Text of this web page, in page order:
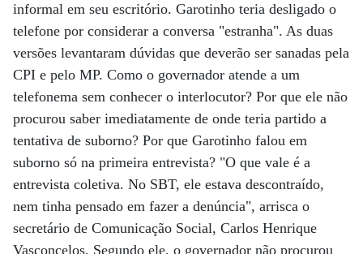
informal em seu escritório. Garotinho teria desligado o
telefone por considerar a conversa "estranha". As duas
versões levantaram dúvidas que deverão ser sanadas pela
CPI e pelo MP. Como o governador atende a um
telefonema sem conhecer o interlocutor? Por que ele não
procurou saber imediatamente de onde teria partido a
tentativa de suborno? Por que Garotinho falou em
suborno só na primeira entrevista? "O que vale é a
entrevista coletiva. No SBT, ele estava descontraído,
nem tinha pensado em fazer a denúncia", arrisca o
secretário de Comunicação Social, Carlos Henrique
Vasconcelos. Segundo ele, o governador não procurou